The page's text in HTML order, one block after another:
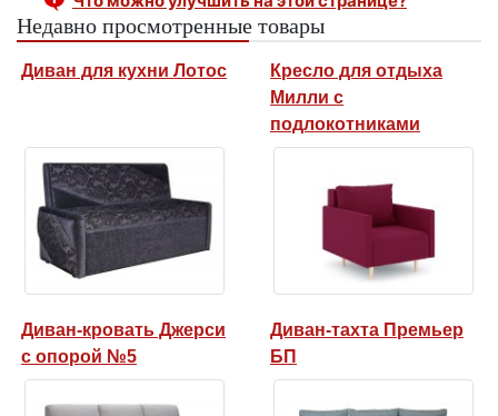
Недавно просмотренные товары
Диван для кухни Лотос
Кресло для отдыха
Милли с
подлокотниками
Диван-кровать Джерси
с опорой №5
Диван-тахта Премьер
БП